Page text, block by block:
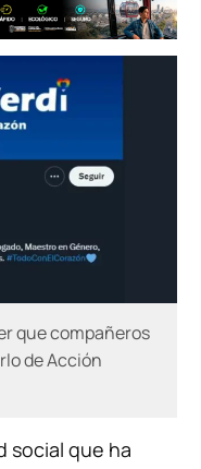
que compañeros
de Acción
social que ha